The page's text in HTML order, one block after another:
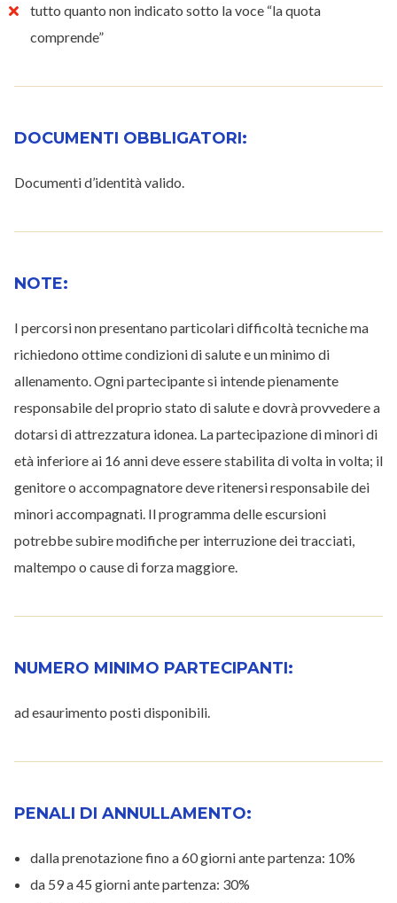
tutto quanto non indicato sotto la voce “la quota
comprende”
DOCUMENTI OBBLIGATORI:
Documenti d’identità valido.
NOTE:
I percorsi non presentano particolari difficoltà tecniche ma
richiedono ottime condizioni di salute e un minimo di
allenamento. Ogni partecipante si intende pienamente
responsabile del proprio stato di salute e dovrà provvedere a
dotarsi di attrezzatura idonea. La partecipazione di minori di
età inferiore ai 16 anni deve essere stabilita di volta in volta; il
genitore o accompagnatore deve ritenersi responsabile dei
minori accompagnati. Il programma delle escursioni
potrebbe subire modifiche per interruzione dei tracciati,
maltempo o cause di forza maggiore.
NUMERO MINIMO PARTECIPANTI:
ad esaurimento posti disponibili.
PENALI DI ANNULLAMENTO:
dalla prenotazione fino a 60 giorni ante partenza: 10%
da 59 a 45 giorni ante partenza: 30%